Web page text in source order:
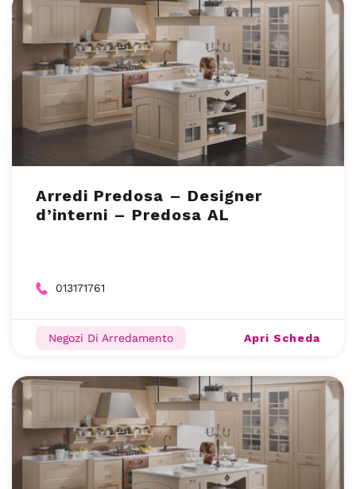
Arredi Predosa – Designer
d’interni – Predosa AL
013171761
Negozi Di Arredamento Apri Scheda